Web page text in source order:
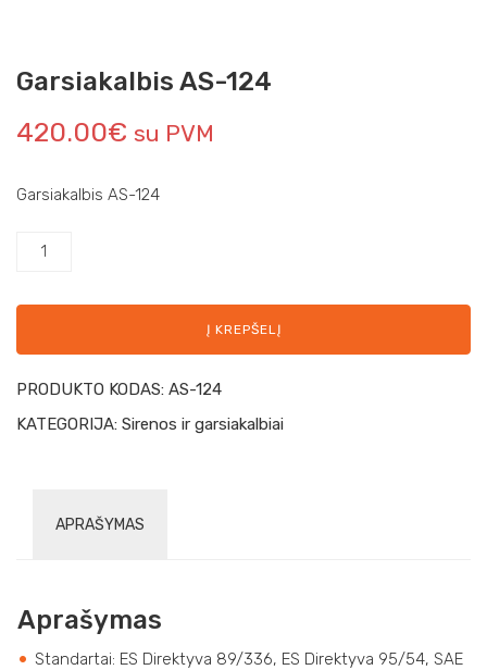
Garsiakalbis AS-124
420.00€ su PVM
Garsiakalbis AS-124
Į KREPŠELĮ
PRODUKTO KODAS: AS-124
KATEGORIJA: Sirenos ir garsiakalbiai
APRAŠYMAS
Aprašymas
Standartai: ES Direktyva 89/336, ES Direktyva 95/54, SAE